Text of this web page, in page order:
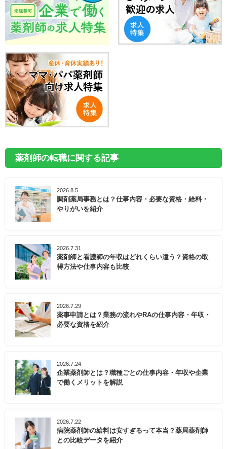
薬剤師の転職に関する記事
2026.8.5
調剤薬局事務とは？仕事内容・必要な資格・給料・
やりがいを紹介
2026.7.31
薬剤師と看護師の年収はどれくらい違う？資格の取
得方法や仕事内容も比較
2026.7.29
薬事申請とは？業務の流れやRAの仕事内容・年収・
必要な資格を紹介
2026.7.24
企業薬剤師とは？職種ごとの仕事内容・年収や企業
で働くメリットを解説
2026.7.22
病院薬剤師の給料は安すぎるって本当？薬局薬剤師
との比較データを紹介